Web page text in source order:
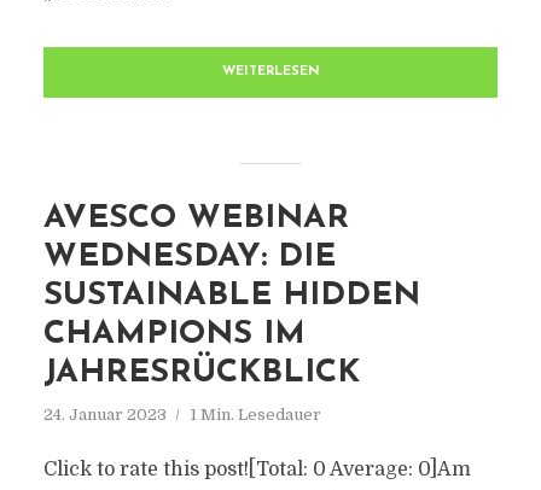
WEITERLESEN
AVESCO WEBINAR
WEDNESDAY: DIE
SUSTAINABLE HIDDEN
CHAMPIONS IM
JAHRESRÜCKBLICK
24. Januar 2023 1 Min. Lesedauer
Click to rate this post![Total: 0 Average: 0]Am